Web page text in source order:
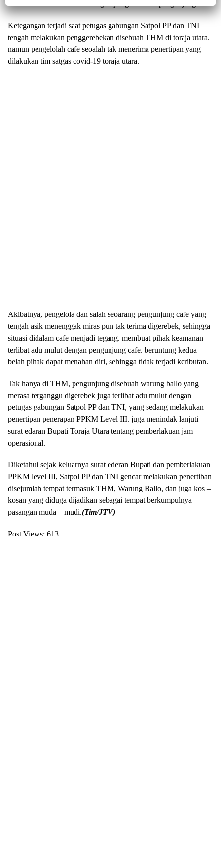
Ketegangan terjadi saat petugas gabungan Satpol PP dan TNI
tengah melakukan penggerebekan disebuah THM di toraja utara.
namun pengelolah cafe seoalah tak menerima penertipan yang
dilakukan tim satgas covid-19 toraja utara.
Akibatnya, pengelola dan salah seoarang pengunjung cafe yang
tengah asik menenggak miras pun tak terima digerebek, sehingga
situasi didalam cafe menjadi tegang. membuat pihak keamanan
terlibat adu mulut dengan pengunjung cafe. beruntung kedua
belah pihak dapat menahan diri, sehingga tidak terjadi keributan.
Tak hanya di THM, pengunjung disebuah warung ballo yang
merasa terganggu digerebek juga terlibat adu mulut dengan
petugas gabungan Satpol PP dan TNI, yang sedang melakukan
penertipan penerapan PPKM Level III. juga menindak lanjuti
surat edaran Bupati Toraja Utara tentang pemberlakuan jam
operasional.
Diketahui sejak keluarnya surat ederan Bupati dan pemberlakuan
PPKM level III, Satpol PP dan TNI gencar melakukan penertiban
disejumlah tempat termasuk THM, Warung Ballo, dan juga kos –
kosan yang diduga dijadikan sebagai tempat berkumpulnya
pasangan muda – mudi.(Tim/JTV)
Post Views: 613